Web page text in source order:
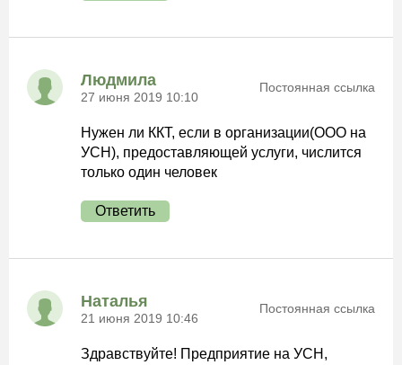
Людмила
27 июня 2019 10:10
Постоянная ссылка
Нужен ли ККТ, если в организации(ООО на
УСН), предоставляющей услуги, числится
только один человек
Ответить
Наталья
21 июня 2019 10:46
Постоянная ссылка
Здравствуйте! Предприятие на УСН,